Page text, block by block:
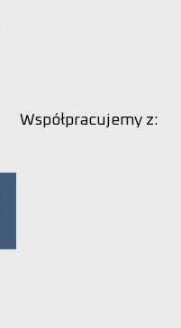
Współpracujemy z: